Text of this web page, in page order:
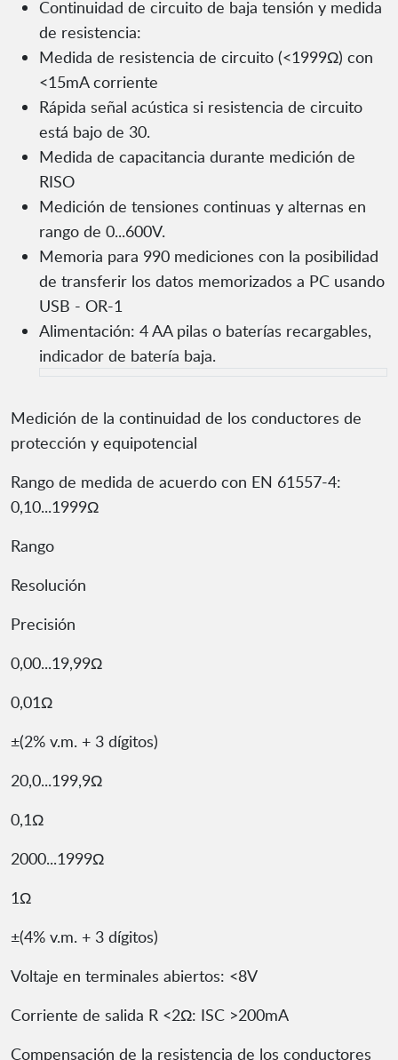
Continuidad de circuito de baja tensión y medida
de resistencia:
Medida de resistencia de circuito (<1999Ω) con
<15mA corriente
Rápida señal acústica si resistencia de circuito
está bajo de 30.
Medida de capacitancia durante medición de
RISO
Medición de tensiones continuas y alternas en
rango de 0...600V.
Memoria para 990 mediciones con la posibilidad
de transferir los datos memorizados a PC usando
USB - OR-1
Alimentación: 4 AA pilas o baterías recargables,
indicador de batería baja.
Medición de la continuidad de los conductores de
protección y equipotencial
Rango de medida de acuerdo con EN 61557-4:
0,10...1999Ω
Rango
Resolución
Precisión
0,00...19,99Ω
0,01Ω
±(2% v.m. + 3 dígitos)
20,0...199,9Ω
0,1Ω
2000...1999Ω
1Ω
±(4% v.m. + 3 dígitos)
Voltaje en terminales abiertos: <8V
Corriente de salida R <2Ω: ISC >200mA
Compensación de la resistencia de los conductores